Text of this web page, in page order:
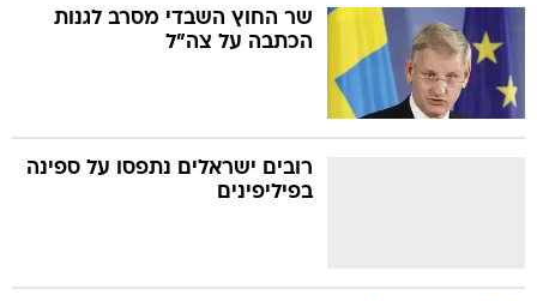
שר החוץ השבדי מסרב לגנות
הכתבה על צה"ל
רובים ישראלים נתפסו על ספינה
בפיליפינים